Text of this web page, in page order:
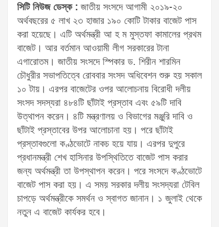
সিটি নিউজ ডেস্ক : জাতীয় সংসদে আগামী ২০১৯-২০
অর্থবছরের ৫ লাখ ২৩ হাজার ১৯০ কোটি টাকার বাজেট পাস
করা হয়েছে। এটি অর্থমন্ত্রী আ হ ম মুস্তফা কামালের প্রথম
বাজেট। আর বর্তমান আওয়ামী লীগ সরকারের টানা
এগারোতম। জাতীয় সংসদে স্পিকার ড. শিরীন শারমিন
চৌধুরীর সভাপতিত্বে রোববার সংসদ অধিবেশন শুরু হয় সকাল
১০ টায়। এরপর বাজেটের ওপর আলোচনায় বিরোধী দলীয়
সংসদ সদস্যরা ৪৮৪টি ছাঁটাই প্রস্তাব এবং ৫৯টি দাবি
উত্থাপন করেন। ৪টি মন্ত্রণালয় ও বিভাগের মঞ্জুরি দাবি ও
ছাঁটাই প্রস্তাবের উপর আলোচানা হয়। পরে ছাঁটাই
প্রস্তাবগুলো কণ্ঠভোটে নাকচ হয়ে যায়। এরপর দুপুরে
প্রধানমন্ত্রী শেখ হাসিনার উপস্থিতিতে বাজেট পাস করার
জন্য অর্থমন্ত্রী তা উপস্থাপন করেন। পরে সংসদে কণ্ঠভোটে
বাজেট পাস করা হয়। এ সময় সরকার দলীয় সংসদ্যরা টেবিল
চাপড়ে অর্থমন্ত্রীকে সমর্থন ও স্বাগত জানান। ১ জুলাই থেকে
নতুন এ বাজেট কার্যকর হবে।